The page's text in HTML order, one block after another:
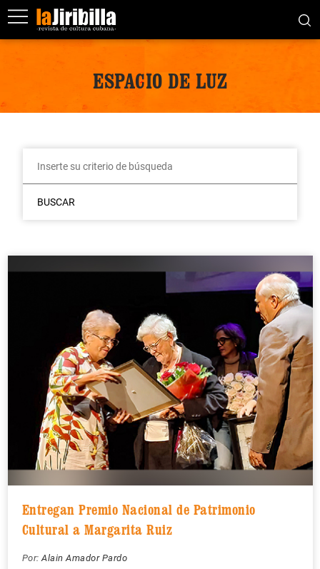
ESPACIO DE LUZ
BUSCAR
Entregan Premio Nacional de Patrimonio
Cultural a Margarita Ruiz
Por: Alain Amador Pardo